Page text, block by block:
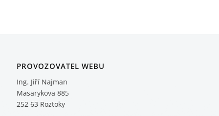
PROVOZOVATEL WEBU
Ing. Jiří Najman
Masarykova 885
252 63 Roztoky